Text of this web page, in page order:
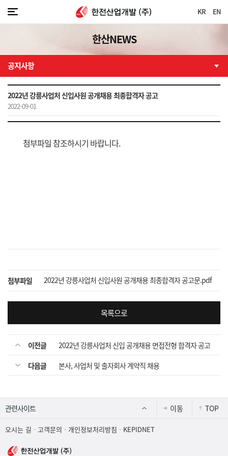
KR EN
한산NEWS
공지사항
2022년 강릉사업처 신입사원 공개채용 최종합격자 공고
2022-09-01
첨부파일 참조하시기 바랍니다.
첨부파일 2022년 강릉사업처 신입사원 공개채용 최종합격자 공고문.pdf
목록으로
이전글
2022년 강릉사업처 신입 공개채용 면접전형 합격자 공고
다음글
본사, 사업처 및 출자회사 계약직 채용
오시는 길 고객문의 개인정보처리방침 KEPIDNET
이동 TOP